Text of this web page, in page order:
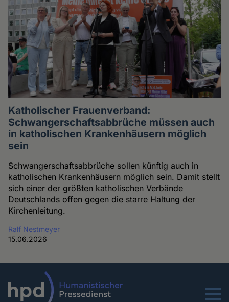
Katholischer Frauenverband:
Schwangerschaftsabbrüche müssen auch
in katholischen Krankenhäusern möglich
sein
Schwangerschaftsabbrüche sollen künftig auch in
katholischen Krankenhäusern möglich sein. Damit stellt
sich einer der größten katholischen Verbände
Deutschlands offen gegen die starre Haltung der
Kirchenleitung.
Ralf Nestmeyer
15.06.2026
Menu